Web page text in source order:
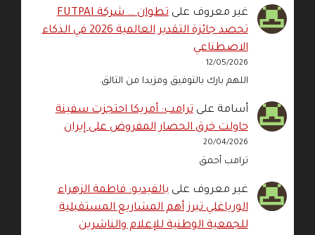
غير معروف على
تطوان … شركة FUTPAI
تحصد جائزة التقدير العالمية 2026 في الذكاء
الاصطناعي
12/05/2026
اللهم بارك بالتوفيق ومزيدا من التالق.
أسامة علىترامب: أمريكا احتجزت سفينة
حاولت خرق الحصار المفروض على إيران
20/04/2026
ترامب أحمق
غير معروف علىبالفيديو: فاطمة الزهراء
الورياغلي تبرز أهم المشاريع المستقبلية
للجمعية الوطنية للإعلام والناشرين